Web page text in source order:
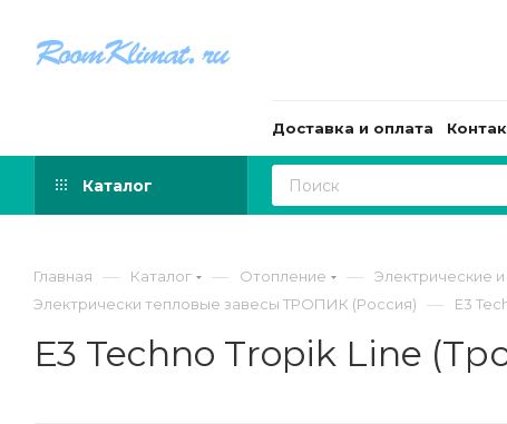
Доставка и оплата
Каталог
Главная — Каталог — Отопление — Электрические
Электрически тепловые завесы ТРОПИК (Россия) — Е3
Е3 Techno Tropik Line